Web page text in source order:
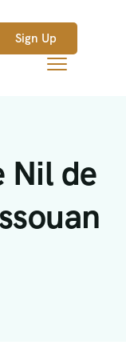
Sign Up
Nil de